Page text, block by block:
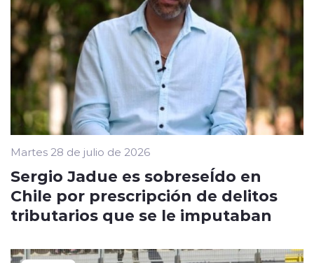
Martes 28 de julio de 2026
Sergio Jadue es sobreseÍdo en
Chile por prescripción de delitos
tributarios que se le imputaban